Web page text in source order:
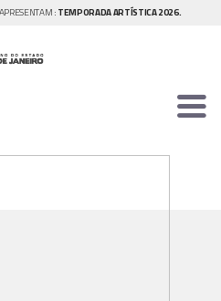
:TEMPORADA ARTÍSTICA 2026.